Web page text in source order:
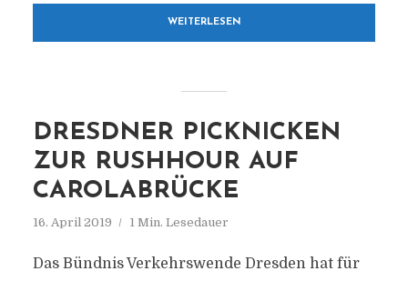
WEITERLESEN
DRESDNER PICKNICKEN
ZUR RUSHHOUR AUF
CAROLABRÜCKE
16. April 2019 1 Min. Lesedauer
Das Bündnis Verkehrswende Dresden hat für